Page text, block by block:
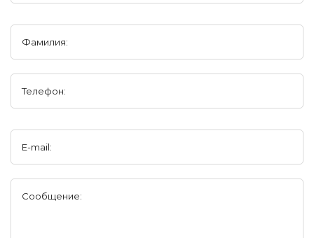
Фамилия:
Телефон:
E-mail:
Сообщение: